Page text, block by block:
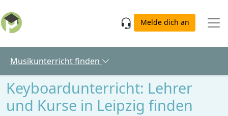
Melde dich an
Musikunterricht finden
Keyboardunterricht: Lehrer
und Kurse in Leipzig finden